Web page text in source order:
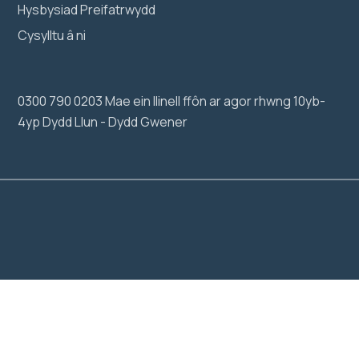
Hysbysiad Preifatrwydd
Cysylltu â ni
0300 790 0203 Mae ein llinell ffôn ar agor rhwng 10yb-
4yp Dydd Llun - Dydd Gwener